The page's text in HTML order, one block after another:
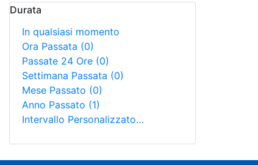
Durata
In qualsiasi momento
Ora Passata (0)
Passate 24 Ore (0)
Settimana Passata (0)
Mese Passato (0)
Anno Passato (1)
Intervallo Personalizzato…